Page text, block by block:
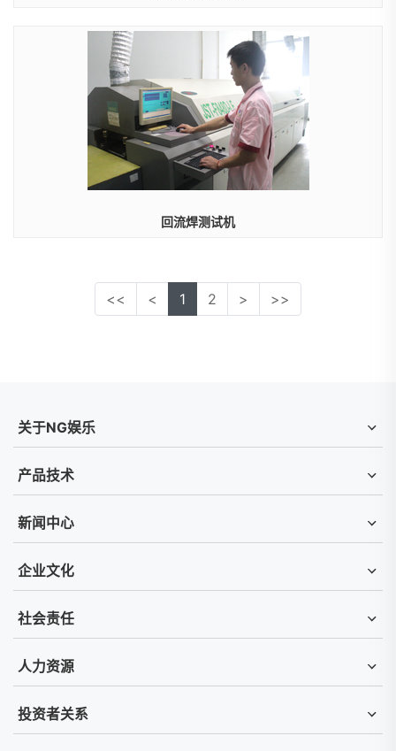
回流焊测试机
<< < 1 2 > >>
关于NG娱乐
产品技术
新闻中心
企业文化
社会责任
人力资源
投资者关系